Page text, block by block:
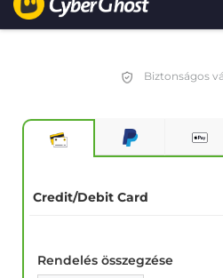
Biztonságos
Credit/Debit Card
Rendelés összegzése